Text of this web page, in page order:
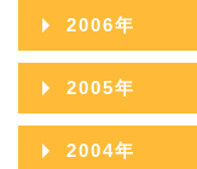
2016年01月
2015年02月
2015年01月
2014年03月
2014年02月
2014年01月
2013年03月
2013年02月
2012年05月
2012年03月
2011年07月
2011年06月
2011年05月
2010年08月
2010年07月
2010年06月
2009年09月
2009年08月
2009年07月
2008年10月
2008年09月
2008年08月
2007年12月
2007年11月
2007年10月
2007年09月
2006年
2006年12月
2006年11月
2005年
2005年12月
2004年